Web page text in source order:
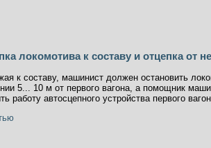
локомотива к составу и отцепка от
к составу, машинист должен остановить
5... 10 м от первого вагона, а помощник
работу автосцепного устройства первого